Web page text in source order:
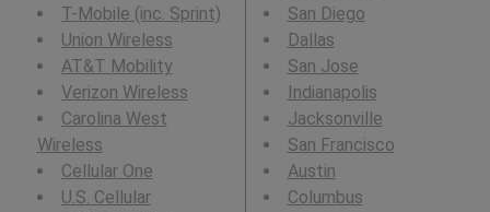
T-Mobile (inc. Sprint)
Union Wireless
AT&T Mobility
Verizon Wireless
Carolina West
Wireless
Cellular One
U.S. Cellular
San Diego
Dallas
San Jose
Indianapolis
Jacksonville
San Francisco
Austin
Columbus